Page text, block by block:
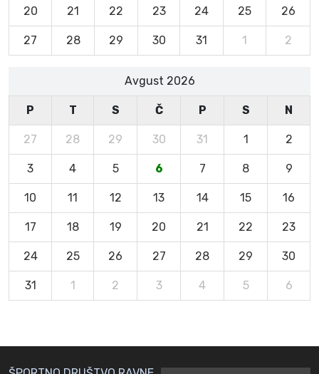
20 21 22 23 24 25 26
27 28 29 30 31 1 2
Avgust 2026
P T S Č P S N
27 28 29 30 31 1 2
3 4 5 6 7 8 9
10 11 12 13 14 15 16
17 18 19 20 21 22 23
24 25 26 27 28 29 30
31 1 2 3 4 5 6